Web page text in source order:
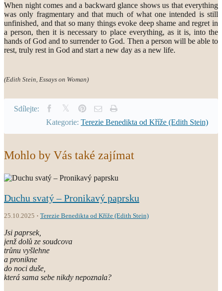
When night comes and a backward glance shows us that everything
was only fragmentary and that much of what one intended is still
unfinished, and that so many things evoke deep shame and regret in
a person, then it is necessary to place everything, as it is, into the
hands of God and to surrender to God. Then a person will be able to
rest, truly rest in God and start a new day as a new life.
(Edith Stein, Essays on Woman)
Sdílejte:
Kategorie: Terezie Benedikta od Kříže (Edith Stein)
Mohlo by Vás také zajímat
Duchu svatý – Pronikavý paprsku
25.10.2025 Terezie Benedikta od Kříže (Edith Stein)
Jsi paprsek,
jenž dolů ze soudcova
trůnu vyšlehne
a pronikne
do noci duše,
která sama sebe nikdy nepoznala?